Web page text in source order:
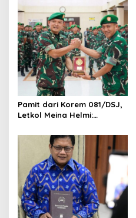
v
i
g
a
t
i
o
n
Pamit dari Korem 081/DSJ,
Letkol Meina Helmi:
Kunci Keberhasilan Tugas